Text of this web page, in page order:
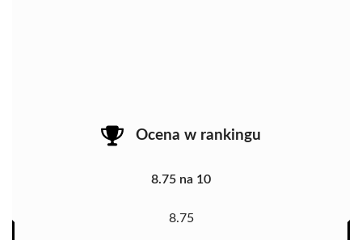
Ocena w rankingu
8.75 na 10
8.75